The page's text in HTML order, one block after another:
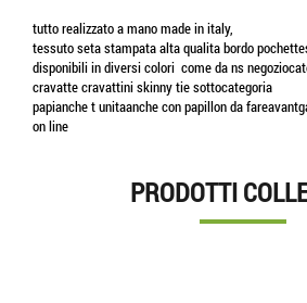
tutto realizzato a mano made in italy,
tessuto seta stampata alta qualita bordo
disponibili in diversi colori come da ns
cravatte cravattini skinny tie sottocategoria
papianche t unitaanche con papillon da
on line
PRODOTTI